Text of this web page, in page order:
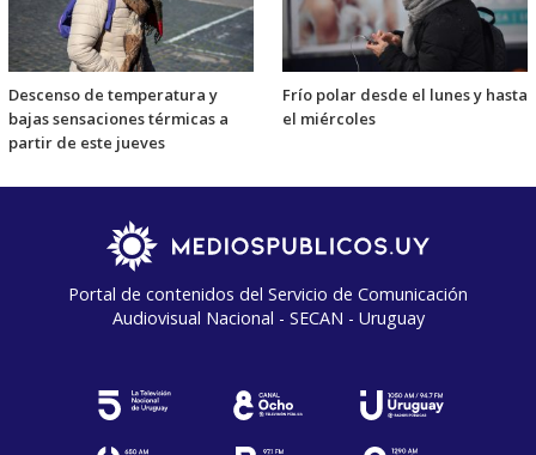
Descenso de temperatura y
bajas sensaciones térmicas a
partir de este jueves
Frío polar desde el lunes y hasta
el miércoles
Portal de contenidos del Servicio de Comunicación
Audiovisual Nacional - SECAN - Uruguay